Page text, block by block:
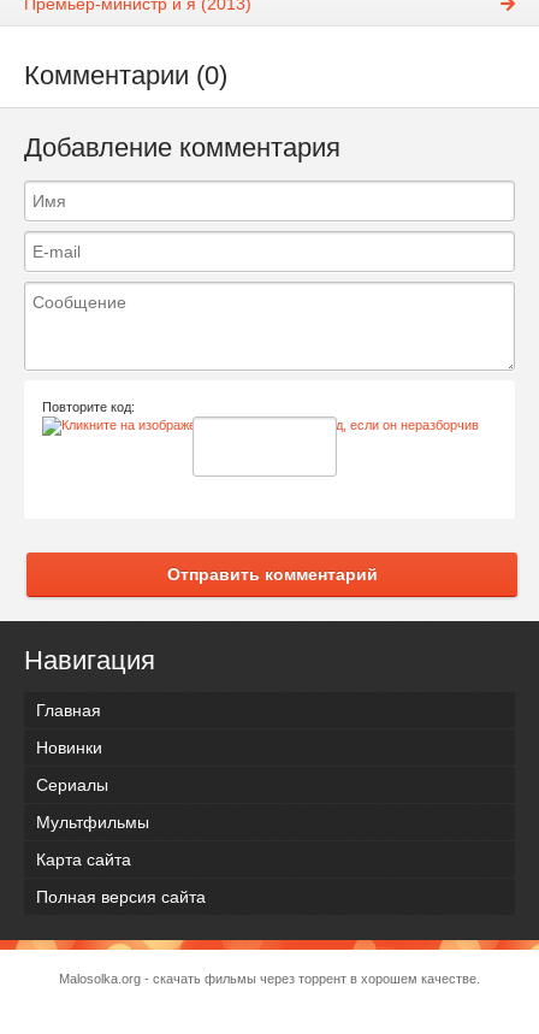
Комментарии (0)
Добавление комментария
Повторите код:
Отправить комментарий
Навигация
Главная
Новинки
Сериалы
Мультфильмы
Карта сайта
Полная версия сайта
Malosolka.org - скачать фильмы через торрент в хорошем качестве.